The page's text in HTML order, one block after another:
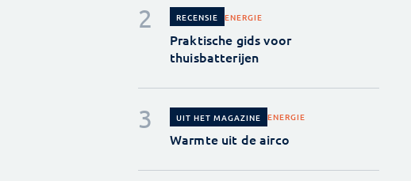
RECENSIE ENERGIE
Praktische gids voor
thuisbatterijen
UIT HET MAGAZINE ENERGIE
Warmte uit de airco